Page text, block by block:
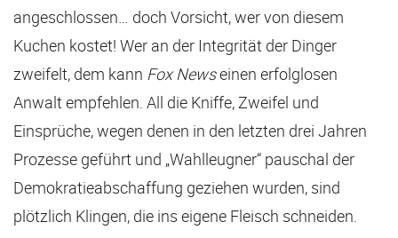
angeschlossen… doch Vorsicht, wer von diesem
Kuchen kostet! Wer an der Integrität der Dinger
zweifelt, dem kann Fox Newseinen erfolglosen
Anwalt empfehlen. All die Kniffe, Zweifel und
Einsprüche, wegen denen in den letzten drei Jahren
Prozesse geführt und „Wahlleugner“ pauschal der
Demokratieabschaffung geziehen wurden, sind
plötzlich Klingen, die ins eigene Fleisch schneiden.